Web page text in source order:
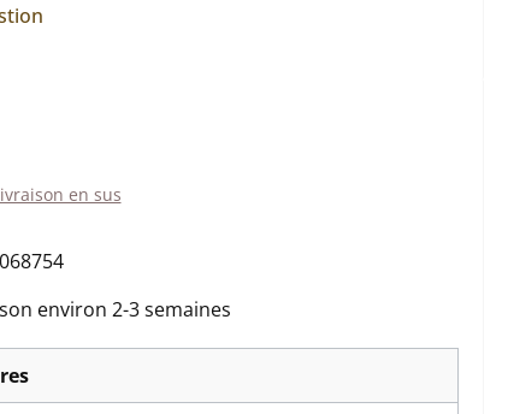
en sus
environ 2-3 semaines